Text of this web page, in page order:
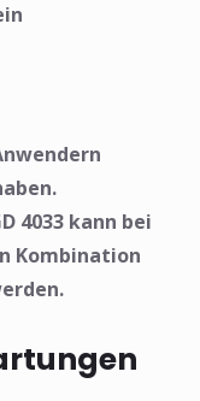
4033 kann bei
Kombination